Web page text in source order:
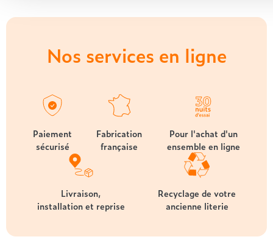
Nos services en ligne
Paiement
sécurisé
Fabrication
française
Pour l'achat d'un
ensemble en ligne
Livraison,
installation et reprise
Recyclage de votre
ancienne literie